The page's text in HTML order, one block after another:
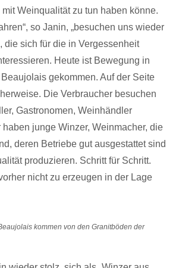
Weinqualität zu tun haben könne.
so Janin, „besuchen uns wieder
die sich für die in Vergessenheit
Heute ist Bewegung in
gekommen. Auf der Seite
Die Verbraucher besuchen
Gastronomen, Weinhändler
junge Winzer, Weinmacher, die
deren Betriebe gut ausgestattet sind
produzieren. Schritt für Schritt.
nicht zu erzeugen in der Lage
kommen von den Granitböden der